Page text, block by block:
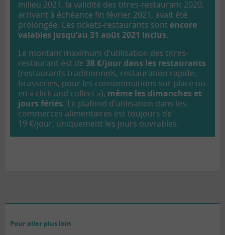
milieu 2021, la validité des titres-restaurant 2020,
arrivant à échéance fin février 2021, avait été
prolongée. Ces tickets-restaurants sont encore
valables jusqu’au 31 août 2021 inclus.
Le montant maximum d’utilisation des titres-
restaurant est de 38 €/jour dans les restaurants
(restaurants traditionnels, restauration rapide,
brasseries, pour les consommations sur place ou
en « click and collect »), même les dimanches et
jours fériés. Le plafond d’utilisation dans les
commerces alimentaires est toujours de
19 €/jour, uniquement les jours ouvrables.
Pour aller plus loin